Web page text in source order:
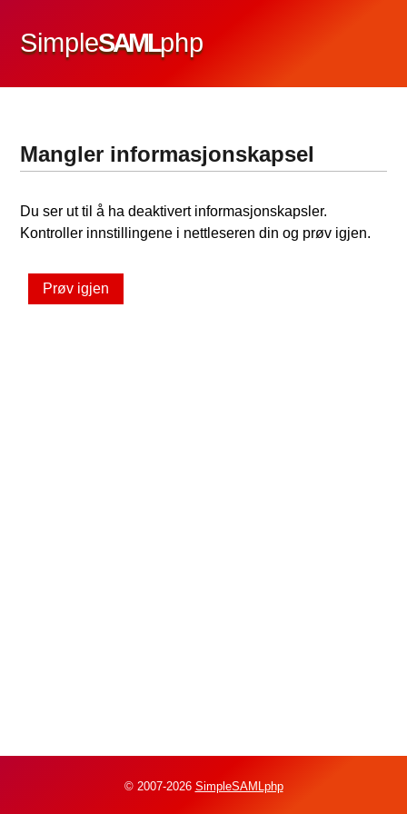
SimpleSAMLphp
Mangler informasjonskapsel
Du ser ut til å ha deaktivert informasjonskapsler.
Kontroller innstillingene i nettleseren din og prøv igjen.
Prøv igjen
© 2007-2026 SimpleSAMLphp